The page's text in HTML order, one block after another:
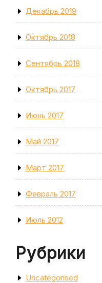
Декабрь 2019
Октябрь 2018
Сентябрь 2018
Октябрь 2017
Июнь 2017
Май 2017
Март 2017
Февраль 2017
Июль 2012
Рубрики
Uncategorised